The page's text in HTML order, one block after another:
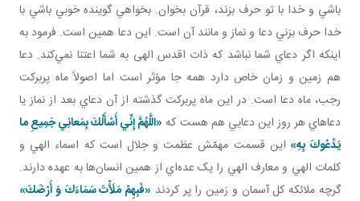
باشي و خدا با تو حرف بزند، قرآن بخوان. بخواهي گوينده خوبي باشي با
خدا حرف بزني دعا و نماز و مانند آن است. اين دعا همين است. فرمود به
اينکه اگر دعاي شما نباشد که ذات اقدس الهی به شما اعتنا نمي‌کند. دعا
هم زمين و زمان خاص دارد همه جا مؤثر است اما اصولاً ماه پربرکت
رجب، ماه دعا است. در اين ماه پربرکت گذشته از آن دعاي بعد از نماز يا
دعاهاي هر روز اين دعايي هم هست که «اللَّهُمَّ إِنِّي أَسْأَلُكَ بِمَعانِي جَمِيعِ ما
يَدْعُوكَ بِهِ» اين قسمت مهمّش عظمت و جلال است که اسماء الهي و
کلمات الهي و معارف الهي را يک عده‌اي از همين انسان‌ها به عهده دارند.
گرچه ملائکه کل آسمان و زمين را پر کردند «فَبِهِمْ مَلَأْتَ سَمَاءَكَ وَ أَرْضَكَ»